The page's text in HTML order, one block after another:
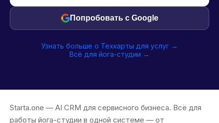
Попробовать с Google
Узнать больше о Техкарты для услуг →
Всё для йога-студии →
Starta.one — AI CRM для сервисного бизнеса. Всё для
работы йога-студии в одной системе — от